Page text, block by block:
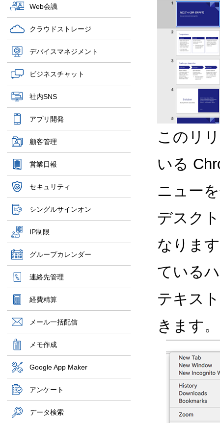
Web会議
クラウドストレージ
デバイスマネジメント
ビジネスチャット
社内SNS
アプリ開発
顧客管理
営業日報
セキュリティ
シングルサインオン
IP制限
グループカレンダー
連絡先管理
経費精算
メール一括配信
メモ作成
Google App Maker
アンケート
データ検索
このリ
いる
ニュー
デスク
なりま
ている
テキス
きます。